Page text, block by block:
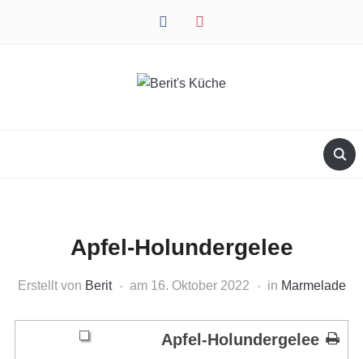
facebook instagram
Apfel-Holundergelee
Erstellt von Berit am 16. Oktober 2022 in Marmelade
Apfel-Holundergelee